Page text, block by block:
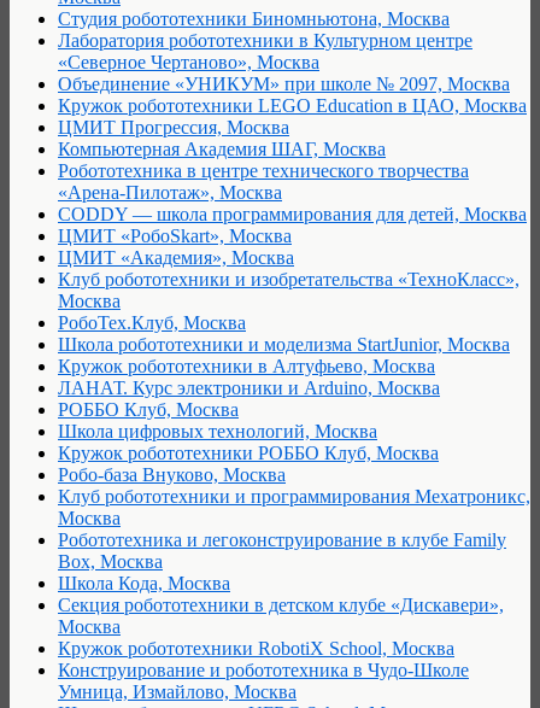
Студия робототехники Биномньютона, Москва
Лаборатория робототехники в Культурном центре
«Северное Чертаново», Москва
Объединение «УНИКУМ» при школе № 2097, Москва
Кружок робототехники LEGO Education в ЦАО, Москва
ЦМИТ Прогрессия, Москва
Компьютерная Академия ШАГ, Москва
Робототехника в центре технического творчества
«Арена-Пилотаж», Москва
CODDY — школа программирования для детей, Москва
ЦМИТ «РобоSkart», Москва
ЦМИТ «Академия», Москва
Клуб робототехники и изобретательства «ТехноКласс»,
Москва
РобоТех.Клуб, Москва
Школа робототехники и моделизма StartJunior, Москва
Кружок робототехники в Алтуфьево, Москва
ЛАНАТ. Курс электроники и Arduino, Москва
РОББО Клуб, Москва
Школа цифровых технологий, Москва
Кружок робототехники РОББО Клуб, Москва
Робо-база Внуково, Москва
Клуб робототехники и программирования Мехатроникс,
Москва
Робототехника и легоконструирование в клубе Family
Box, Москва
Школа Кода, Москва
Секция робототехники в детском клубе «Дискавери»,
Москва
Кружок робототехники RobotiX School, Москва
Конструирование и робототехника в Чудо-Школе
Умница, Измайлово, Москва